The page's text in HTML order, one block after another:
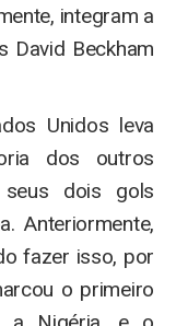
integram a
David Beckham
Unidos leva
dos outros
seus dois gols
Anteriormente,
fazer isso, por
o primeiro